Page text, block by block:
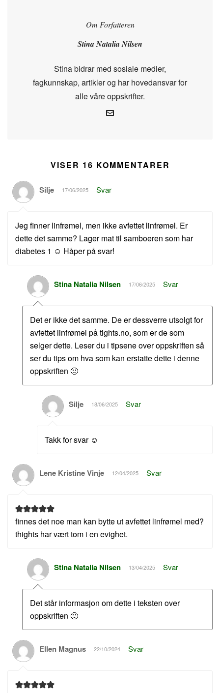
Om Forfatteren
Stina Natalia Nilsen
Stina bidrar med sosiale medier,
fagkunnskap, artikler og har hovedansvar for
alle våre oppskrifter.
VISER 16 KOMMENTARER
Silje 17/06/2025 Svar
Jeg finner linfrømel, men ikke avfettet linfrømel. Er
dette det samme? Lager mat til samboeren som har
diabetes 1 ☺️ Håper på svar!
Stina Natalia Nilsen 17/06/2025 Svar
Det er ikke det samme. De er dessverre utsolgt for
avfettet linfrømel på tights.no, som er de som
selger dette. Leser du i tipsene over oppskriften så
ser du tips om hva som kan erstatte dette i denne
oppskriften 🙂
Silje 18/06/2025 Svar
Takk for svar ☺️
Lene Kristine Vinje 12/04/2025 Svar
finnes det noe man kan bytte ut avfettet linfrømel med?
thights har vært tom i en evighet.
Stina Natalia Nilsen 13/04/2025 Svar
Det står informasjon om dette i teksten over
oppskriften 🙂
Ellen Magnus 22/10/2024 Svar